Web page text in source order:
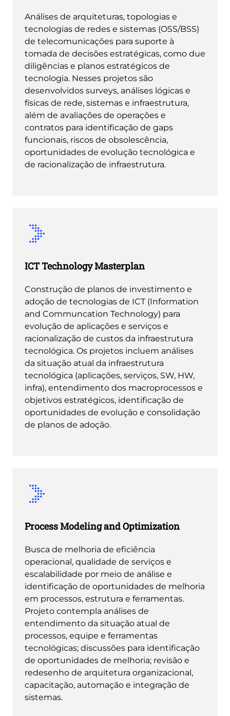
Análises de arquiteturas, topologias e
tecnologias de redes e sistemas (OSS/BSS)
de telecomunicações para suporte à
tomada de decisões estratégicas, como due
diligências e planos estratégicos de
tecnologia. Nesses projetos são
desenvolvidos surveys, análises lógicas e
físicas de rede, sistemas e infraestrutura,
além de avaliações de operações e
contratos para identificação de gaps
funcionais, riscos de obsolescência,
oportunidades de evolução tecnológica e
de racionalização de infraestrutura.
ICT Technology Masterplan
Construção de planos de investimento e
adoção de tecnologias de ICT (Information
and Communcation Technology) para
evolução de aplicações e serviços e
racionalização de custos da infraestrutura
tecnológica. Os projetos incluem análises
da situação atual da infraestrutura
tecnológica (aplicações, serviços, SW, HW,
infra), entendimento dos macroprocessos e
objetivos estratégicos, identificação de
oportunidades de evolução e consolidação
de planos de adoção.
Process Modeling and Optimization
Busca de melhoria de eficiência
operacional, qualidade de serviços e
escalabilidade por meio de análise e
identificação de oportunidades de melhoria
em processos, estrutura e ferramentas.
Projeto contempla análises de
entendimento da situação atual de
processos, equipe e ferramentas
tecnológicas; discussões para identificação
de oportunidades de melhoria; revisão e
redesenho de arquitetura organizacional,
capacitação, automação e integração de
sistemas.